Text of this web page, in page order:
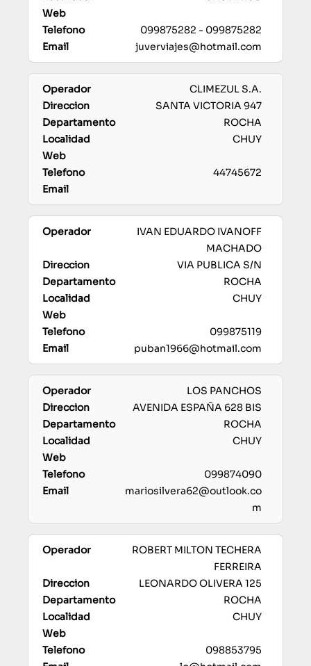
099875282 - 099875282
juverviajes@hotmail.com
CLIMEZUL S.A.
SANTA VICTORIA 947
ROCHA
CHUY
44745672
IVAN EDUARDO IVANOFF
MACHADO
VIA PUBLICA S/N
ROCHA
CHUY
099875119
puban1966@hotmail.com
LOS PANCHOS
AVENIDA ESPAÑA 628 BIS
ROCHA
CHUY
099874090
mariosilvera62@outlook.co
m
ROBERT MILTON TECHERA
FERREIRA
LEONARDO OLIVERA 125
ROCHA
CHUY
098853795